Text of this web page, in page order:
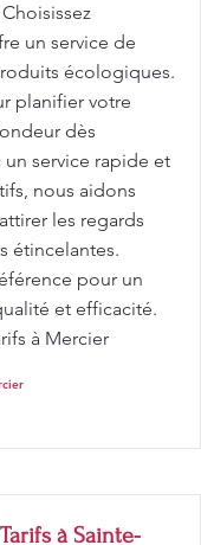
un service de
écologiques.
planifier votre
dès
service rapide et
nous aidons
les regards
étincelantes.
pour un
et efficacité.
à Mercier
à Sainte-